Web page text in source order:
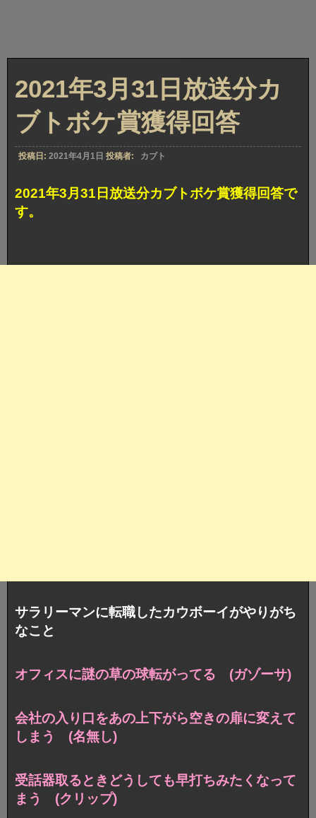
2021年3月31日放送分カ
ブトボケ賞獲得回答
投稿日: 2021年4月1日 投稿者: カブト
2021年3月31日放送分カブトボケ賞獲得回答で
す。
サラリーマンに転職したカウボーイがやりがち
なこと
オフィスに謎の草の球転がってる (ガゾーサ)
会社の入り口をあの上下がら空きの扉に変えて
しまう (名無し)
受話器取るときどうしても早打ちみたくなって
まう (クリップ)